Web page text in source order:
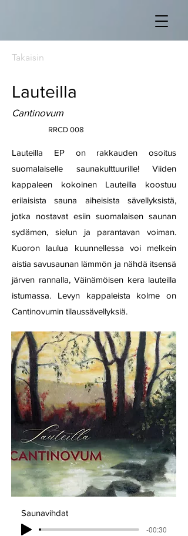
Takaisin
Lauteilla
Cantinovum
RRCD 008
Lauteilla EP on rakkauden osoitus
suomalaiselle saunakulttuurille! Viiden
kappaleen kokoinen Lauteilla koostuu
erilaisista sauna aiheisista sävellyksistä,
jotka nostavat esiin suomalaisen saunan
sydämen, sielun ja parantavan voiman.
Kuoron laulua kuunnellessa voi melkein
aistia savusaunan lämmön ja nähdä itsensä
järven rannalla, Väinämöisen kera lauteilla
istumassa. Levyn kappaleista kolme on
Cantinovumin tilaussävellyksiä.
Saunavihdat
-00:30